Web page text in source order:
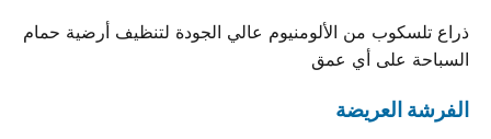
ذراع تلسكوب من الألومنيوم عالي الجودة لتنظيف أرضية حمام
السباحة على أي عمق
الفرشة العريضة